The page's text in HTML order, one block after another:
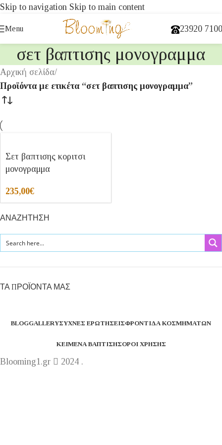
Skip to navigation Skip to main content
Menu 23920
σετ βαπτισης μονογραμμα
Αρχική σελίδα/
Προϊόντα με ετικέτα “σετ βαπτισης μονογραμμα”
Σετ βαπτισης κοριτσι
μονογραμμα
235,00€
ΑΝΑΖΗΤΗΣΗ
ΤΑ ΠΡΟΪΟΝΤΑ ΜΑΣ
BLOGGALLERYΣΥΧΝΈΣ ΕΡΩΤΉΣΕΙΣΦΡΟΝΤΊΔΑ ΚΟΣΜΗΜΆΤΩΝ
ΚΕΊΜΕΝΑ ΒΆΠΤΙΣΗΣΌΡΟΙ ΧΡΉΣΗΣ
Blooming1.gr
2024 .